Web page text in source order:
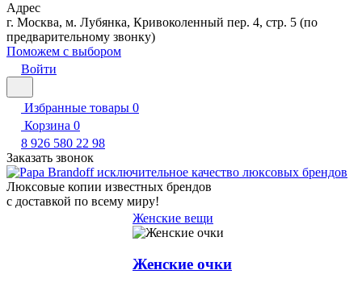
Адрес
г. Москва, м. Лубянка, Кривоколенный пер. 4, стр. 5 (по
предварительному звонку)
Поможем с выбором
Войти
Избранные товары 0
Корзина 0
8 926 580 22 98
Заказать звонок
Люксовые копии известных брендов
с доставкой по всему миру!
Женские вещи
Женские очки